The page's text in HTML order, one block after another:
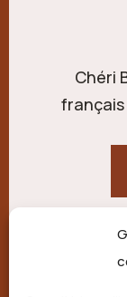
Chéri
français